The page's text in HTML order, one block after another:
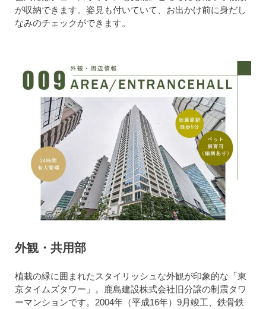
が収納できます。姿見も付いていて、お出かけ前に身だし
なみのチェックができます。
外観・共用部
植栽の緑に囲まれたスタイリッシュな外観が印象的な「東
京タイムズタワー」。鹿島建設株式会社旧分譲の制震タワ
ーマンションです。2004年（平成16年）9月竣工、鉄骨鉄